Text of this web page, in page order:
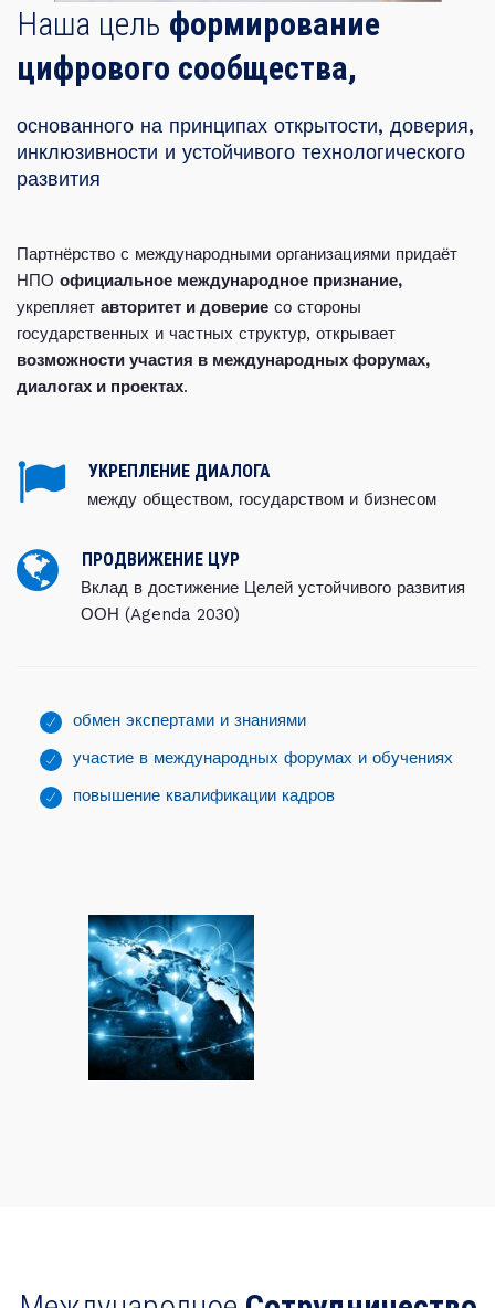
Наша цель формирование
цифрового сообщества,
основанного на принципах открытости, доверия,
инклюзивности и устойчивого технологического
развития
Партнёрство с международными организациями придаёт
НПО официальное международное признание,
укрепляет авторитет и доверие со стороны
государственных и частных структур, открывает
возможности участия в международных форумах,
диалогах и проектах.
УКРЕПЛЕНИЕ ДИАЛОГА
между обществом, государством и бизнесом
ПРОДВИЖЕНИЕ ЦУР
Вклад в достижение Целей устойчивого развития
ООН (Agenda 2030)
обмен экспертами и знаниями
участие в международных форумах и обучениях
повышение квалификации кадров